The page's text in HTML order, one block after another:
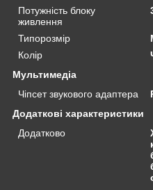
Потужність блоку
живлення
Типорозмір
Колір
Мультимедіа
Чіпсет звукового адаптера
Додаткові характеристики
Додатково